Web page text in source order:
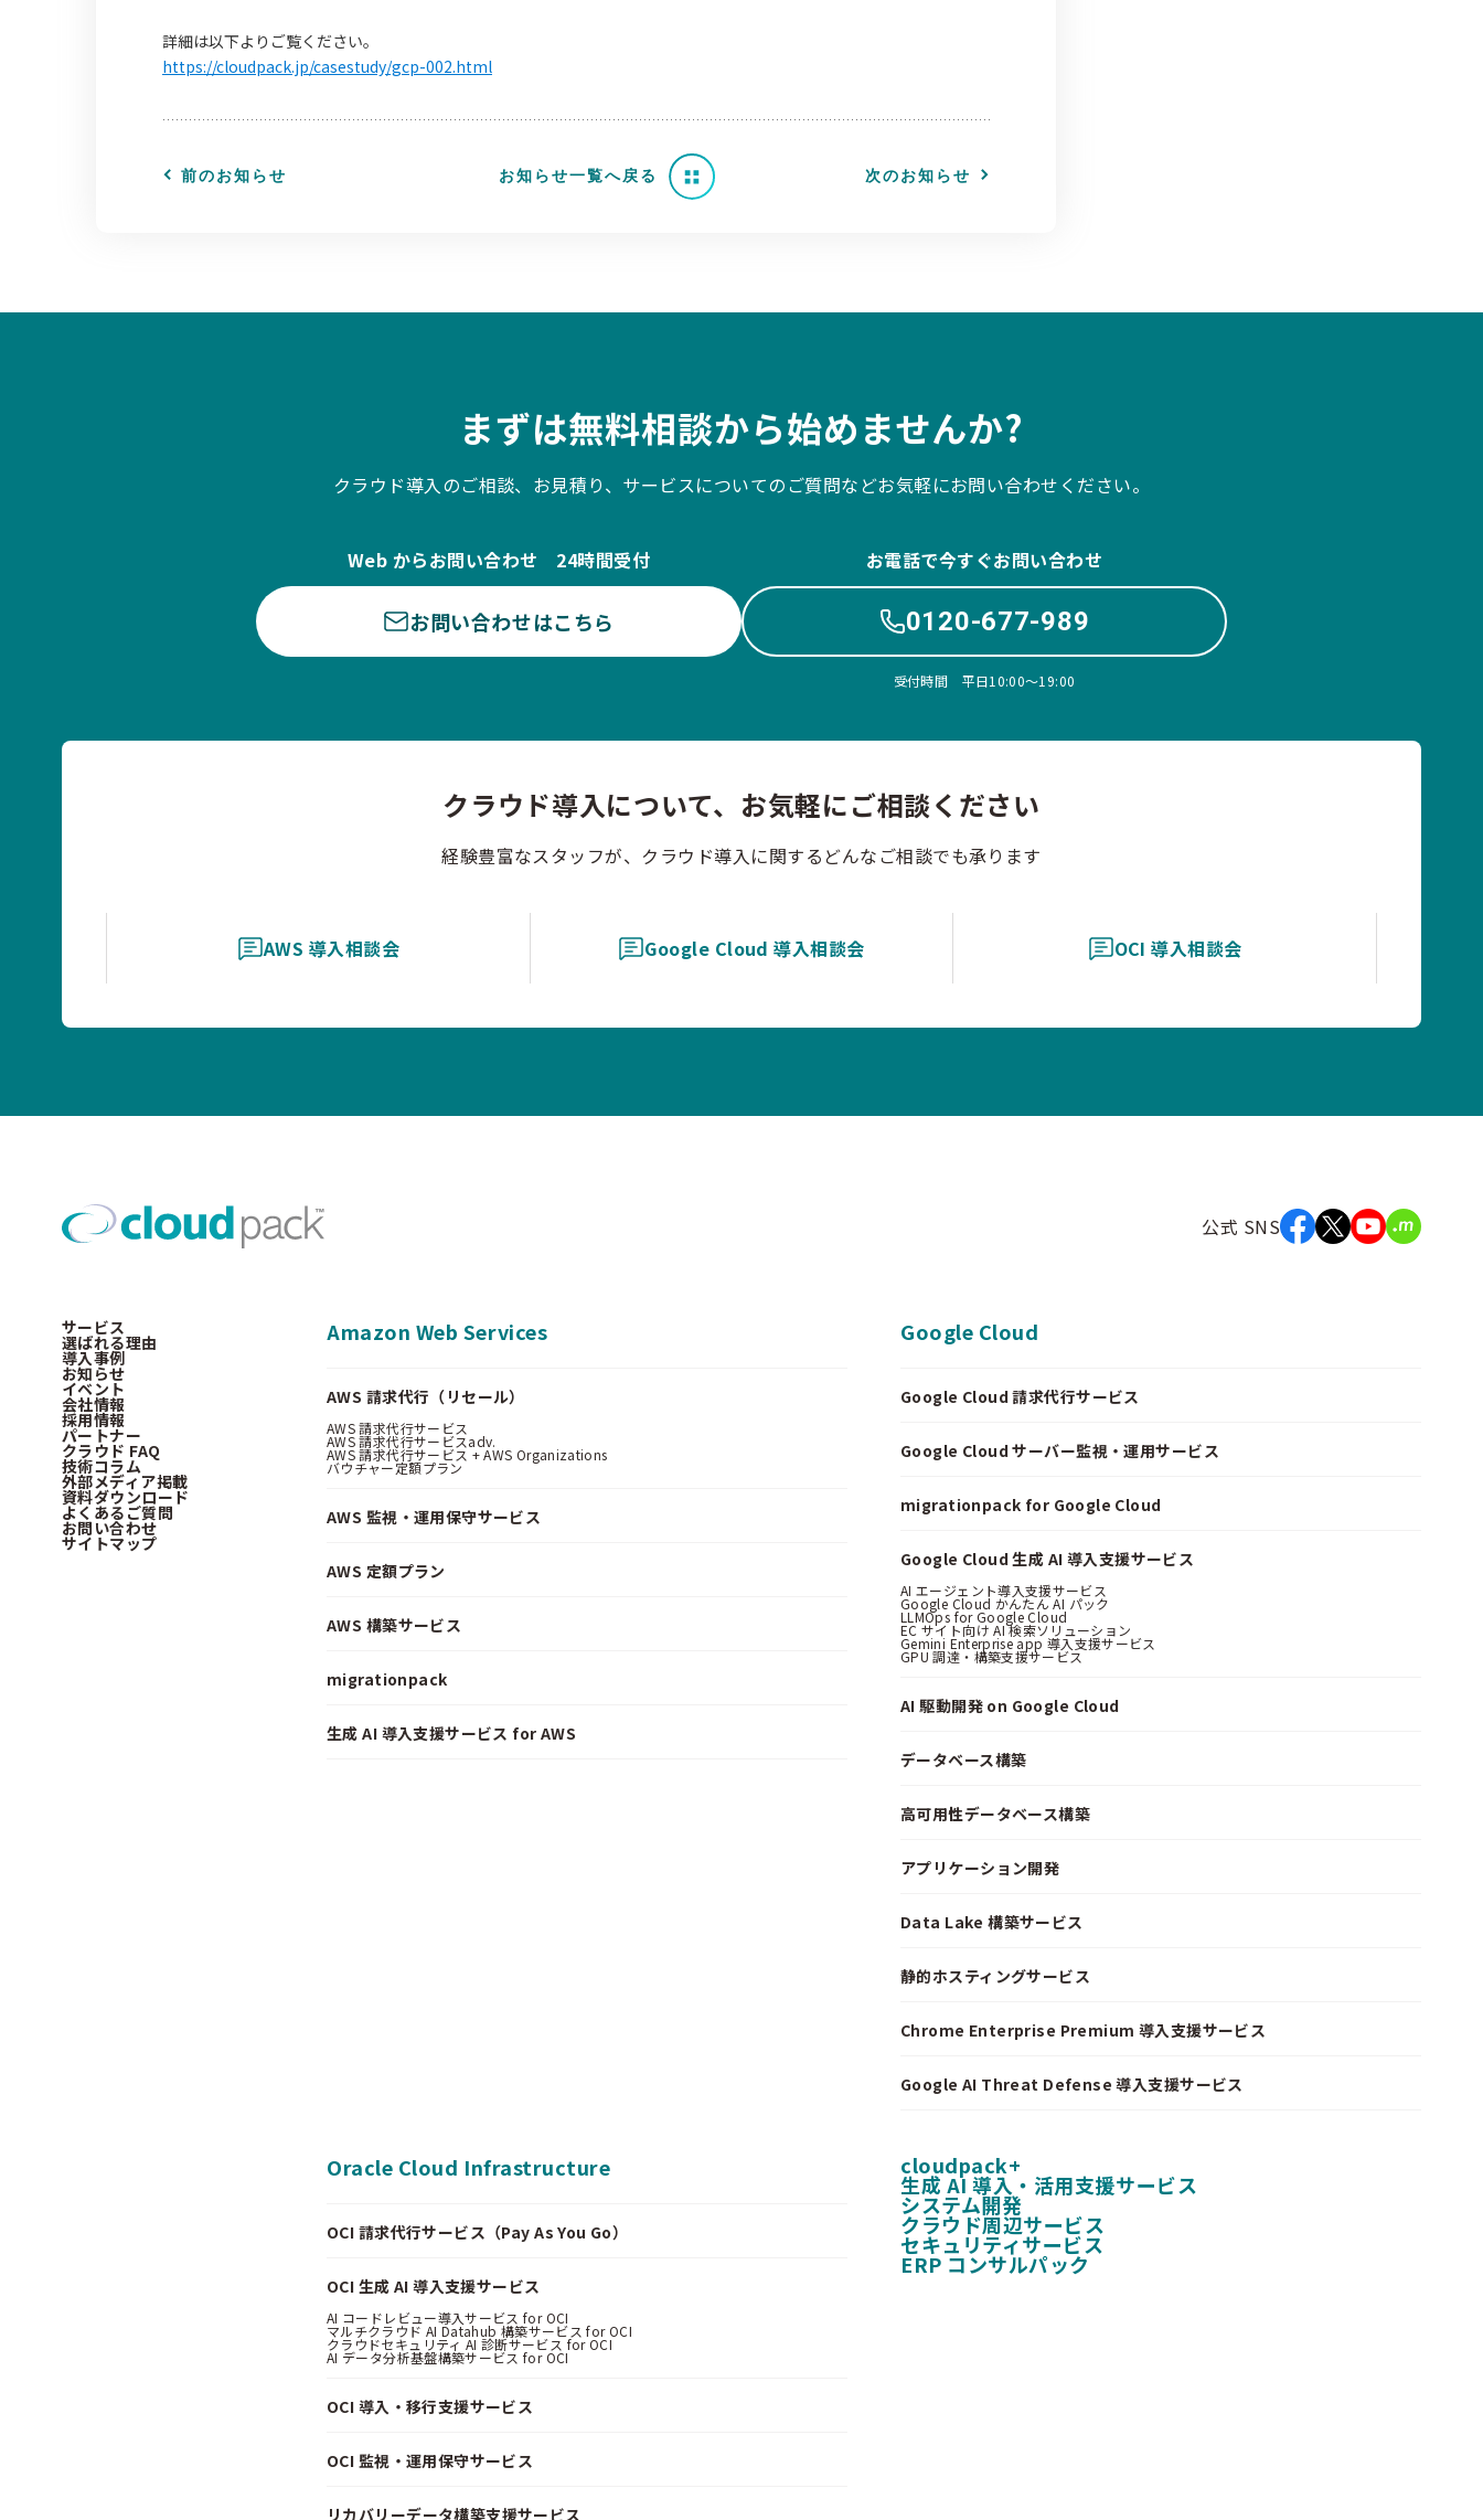
詳細は以下よりご覧ください。
https://cloudpack.jp/casestudy/gcp-002.html
前のお知らせ お知らせ一覧へ戻る 次のお知らせ
まずは無料相談から始めませんか?
クラウド導入のご相談、お見積り、サービスについてのご質問などお気軽にお問い合わせください。
Web からお問い合わせ 24時間受付
お問い合わせはこちら
お電話で今すぐお問い合わせ
0120-677-989
受付時間 平日10:00〜19:00
クラウド導入について、お気軽にご相談ください
経験豊富なスタッフが、クラウド導入に関するどんなご相談でも承ります
AWS 導入相談会 Google Cloud 導入相談会 OCI 導入相談会
公式 SNS
サービス
選ばれる理由
導入事例
お知らせ
イベント
会社情報
採用情報
パートナー
クラウド FAQ
技術コラム
外部メディア掲載
資料ダウンロード
よくあるご質問
お問い合わせ
サイトマップ
Amazon Web Services
AWS 請求代行（リセール）
AWS 請求代行サービス
AWS 請求代行サービスadv.
AWS 請求代行サービス + AWS Organizations
バウチャー定額プラン
AWS 監視・運用保守サービス
AWS 定額プラン
AWS 構築サービス
migrationpack
生成 AI 導入支援サービス for AWS
Google Cloud
Google Cloud 請求代行サービス
Google Cloud サーバー監視・運用サービス
migrationpack for Google Cloud
Google Cloud 生成 AI 導入支援サービス
AI エージェント導入支援サービス
Google Cloud かんたん AI パック
LLMOps for Google Cloud
EC サイト向け AI 検索ソリューション
Gemini Enterprise app 導入支援サービス
GPU 調達・構築支援サービス
AI 駆動開発 on Google Cloud
データベース構築
高可用性データベース構築
アプリケーション開発
Data Lake 構築サービス
静的ホスティングサービス
Chrome Enterprise Premium 導入支援サービス
Google AI Threat Defense 導入支援サービス
Oracle Cloud Infrastructure
OCI 請求代行サービス（Pay As You Go）
OCI 生成 AI 導入支援サービス
AI コードレビュー導入サービス for OCI
マルチクラウド AI Datahub 構築サービス for OCI
クラウドセキュリティ AI 診断サービス for OCI
AI データ分析基盤構築サービス for OCI
OCI 導入・移行支援サービス
OCI 監視・運用保守サービス
リカバリーデータ構築支援サービス
cloudpack+
生成 AI 導入・活用支援サービス
システム開発
クラウド周辺サービス
セキュリティサービス
ERP コンサルパック